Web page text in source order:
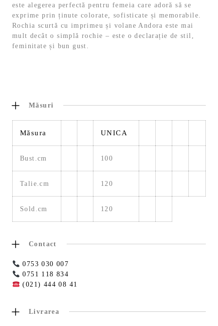
este alegerea perfectă pentru femeia care adoră să se
exprime prin ținute colorate, sofisticate și memorabile.
Rochia scurtă cu imprimeu și volane Andora este mai
mult decât o simplă rochie – este o declarație de stil,
feminitate și bun gust.
Măsuri
Măsura UNICA
Bust.cm 100
Talie.cm 120
Sold.cm 120
Contact
0753 030 007
0751 118 834
(021) 444 08 41
Livrarea